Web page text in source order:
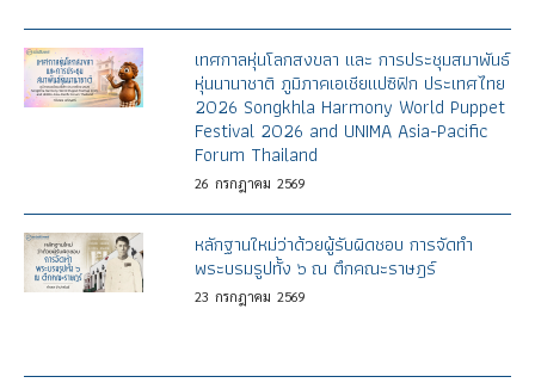
เทศกาลหุ่นโลกสงขลา และ การประชุมสมาพันธ์
หุ่นนานาชาติ ภูมิภาคเอเชียแปซิฟิก ประเทศไทย
2026 Songkhla Harmony World Puppet
Festival 2026 and UNIMA Asia-Pacific
Forum Thailand
26 กรกฎาคม 2569
หลักฐานใหม่ว่าด้วยผู้รับผิดชอบ การจัดทำ
พระบรมรูปทั้ง ๖ ณ ตึกคณะราษฎร์
23 กรกฎาคม 2569